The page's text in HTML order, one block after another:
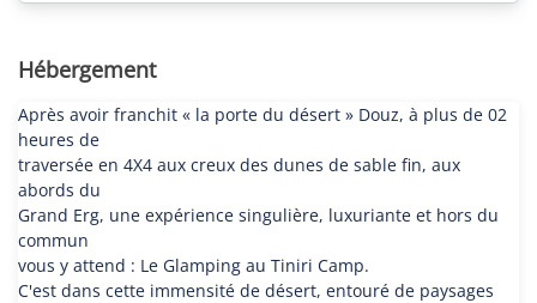
Hébergement
Après avoir franchit « la porte du désert » Douz, à plus de 02
heures de
traversée en 4X4 aux creux des dunes de sable fin, aux
abords du
Grand Erg, une expérience singulière, luxuriante et hors du
commun
vous y attend : Le Glamping au Tiniri Camp.
C'est dans cette immensité de désert, entouré de paysages